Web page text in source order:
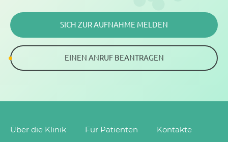
SICH ZUR AUFNAHME MELDEN
EINEN ANRUF BEANTRAGEN
Über die Klinik Für Patienten Kontakte